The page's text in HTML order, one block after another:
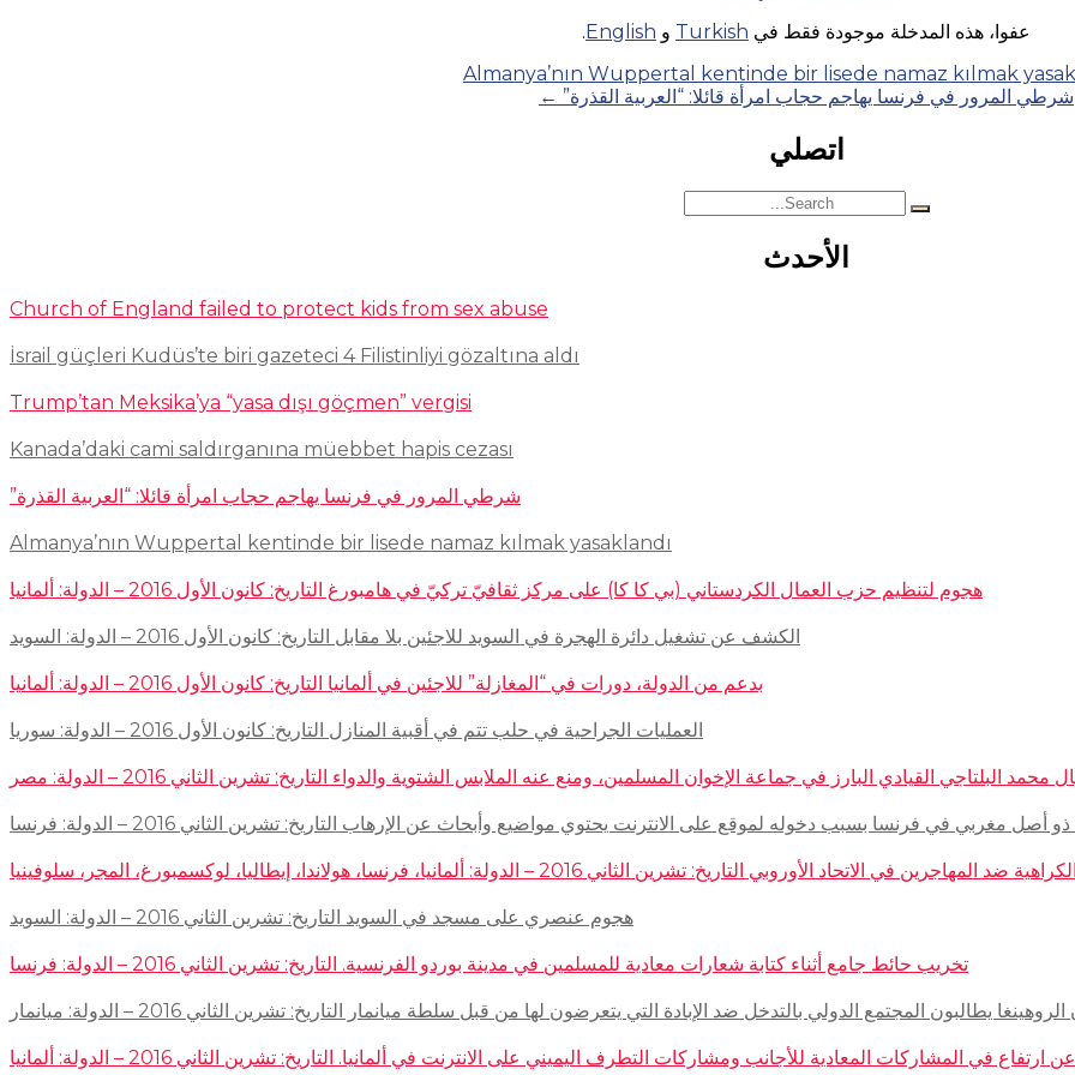
عفوا، هذه المدخلة موجودة فقط في Turkish و English
.
Almanya’nın Wuppertal kentinde bir lisede namaz kılmak
شرطي المرور في فرنسا يهاجم حجاب امرأة قائلا: “العربية القذرة” ←
اتصلي
Search
for:
الأحدث
Church of England failed to protect kids from sex abuse
İsrail güçleri Kudüs’te biri gazeteci 4 Filistinliyi gözaltına aldı
Trump’tan Meksika’ya “yasa dışı göçmen” vergisi
Kanada’daki cami saldırganına müebbet hapis cezası
شرطي المرور في فرنسا يهاجم حجاب امرأة قائلا: “العربية القذرة”
Almanya’nın Wuppertal kentinde bir lisede namaz kılmak yasaklandı
هجوم لتنظيم حزب العمال الكردستاني (بي كا كا) على مركز ثقافيّ تركيّ في هامبورغ التاريخ: كانون الأول 2016 – الدولة: ألمانيا
الكشف عن تشغيل دائرة الهجرة في السويد للاجئين بلا مقابل التاريخ: كانون الأول 2016 – الدولة: السويد
بدعم من الدولة، دورات في “المغازلة” للاجئين في ألمانيا التاريخ: كانون الأول 2016 – الدولة: ألمانيا
العمليات الجراحية في حلب تتم في أقبية المنازل التاريخ: كانون الأول 2016 – الدولة: سوريا
محمد البلتاجي القيادي البارز في جماعة الإخوان المسلمين، ومنع عنه الملابس الشتوية والدواء التاريخ: تشرين الثاني 2016 – الدولة: مصر
مغربي في فرنسا بسبب دخوله لموقع على الانترنت يحتوي مواضيع وأبحاث عن الإرهاب التاريخ: تشرين الثاني 2016 – الدولة: فرنسا
في الاتحاد الأوروبي التاريخ: تشرين الثاني 2016 – الدولة: ألمانيا، فرنسا، هولاندا، إيطاليا، لوكسمبورغ، المجر، سلوفينيا
هجوم عنصري على مسجد في السويد التاريخ: تشرين الثاني 2016 – الدولة: السويد
تخريب حائط جامع أثناء كتابة شعارات معادية للمسلمين في مدينة بوردو الفرنسية. التاريخ: تشرين الثاني 2016 – الدولة: فرنسا
يطالبون المجتمع الدولي بالتدخل ضد الإبادة التي يتعرضون لها من قبل سلطة ميانمار التاريخ: تشرين الثاني 2016 – الدولة: ميانمار
في المشاركات المعادية للأجانب ومشاركات التطرف اليميني على الانترنت في ألمانيا. التاريخ: تشرين الثاني 2016 – الدولة: ألمانيا